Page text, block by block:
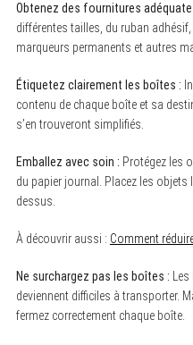
Obtenez des fournitures
différentes tailles, du ruban
marqueurs permanents et autres
Étiquetez clairement les boîtes :
contenu de chaque boîte et sa
s’en trouveront simplifiés.
Emballez avec soin : Protégez les
du papier journal. Placez les
dessus.
À découvrir aussi : Comment
Ne surchargez pas les boîtes :
deviennent difficiles à transporter.
fermez correctement chaque boîte.